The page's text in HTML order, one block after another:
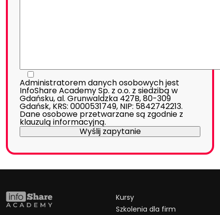
Administratorem danych osobowych jest
InfoShare Academy Sp. z o.o. z siedzibą w
Gdańsku, al. Grunwaldzka 427B, 80-309
Gdańsk, KRS: 0000531749, NIP: 5842742213.
Dane osobowe przetwarzane są zgodnie z
klauzulą informacyjną.
Kursy
Szkolenia dla firm